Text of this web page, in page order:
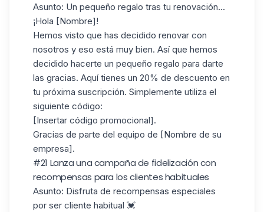
Asunto: Un pequeño regalo tras tu renovación...
¡Hola [Nombre]!
Hemos visto que has decidido renovar con
nosotros y eso está muy bien. Así que hemos
decidido hacerte un pequeño regalo para darte
las gracias. Aquí tienes un 20% de descuento en
tu próxima suscripción. Simplemente utiliza el
siguiente código:
[Insertar código promocional].
Gracias de parte del equipo de [Nombre de su
empresa].
#21 Lanza una campaña de fidelización con
recompensas para los clientes habituales
Asunto: Disfruta de recompensas especiales
por ser cliente habitual 💓